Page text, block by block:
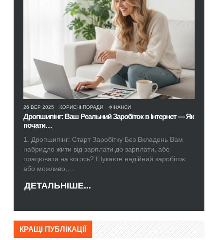
26 ВЕР 2025 КОРИСНІ ПОРАДИ ФІНАНСИ
Дропшипінг: Ваш Реальний Заробіток в Інтернет — Як
почати…
1. Дропшипінг: Старт Заробітку Без Вкладень Вам
набридло жити від зарплати до зарплати, або
працювати на когось? Шукаєте надійний заробіток,
або можливо,…
ДЕТАЛЬНІШЕ...
КРАЩІ ПУБЛІКАЦІЇ